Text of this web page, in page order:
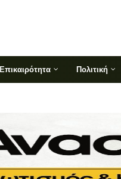
Επικαιρότητα Πολιτική